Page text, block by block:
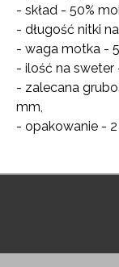
- skład - 50%
- długość nitki
- waga motka -
- ilość na sweter
- zalecana
mm,
- opakowanie -